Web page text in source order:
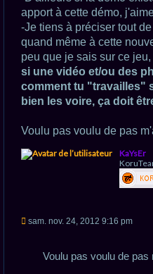
apport à cette démo,
-Je tiens à préciser tout
quand même à cette
peu que je sais sur ce
si une vidéo et/ou des
comment tu "travailles"
bien les voire, ça doit
Voulu pas voulu de pas
KaYsEr
M
sam. nov. 24, 2012 9:16 pm
Voulu pas voulu de